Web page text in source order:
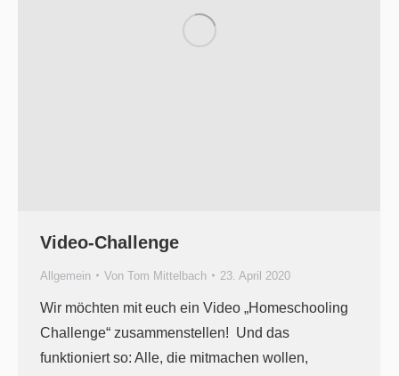
Video-Challenge
Allgemein Von Tom Mittelbach 23. April 2020
Wir möchten mit euch ein Video „Homeschooling
Challenge“ zusammenstellen! Und das
funktioniert so: Alle, die mitmachen wollen,